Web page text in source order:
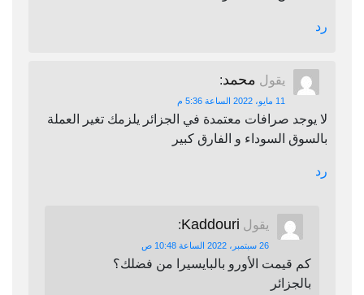
رد
يقول محمد:
11 مايو، 2022 الساعة 5:36 م
لا يوجد صرافات معتمدة في الجزائر يلزمك تغير العملة
بالسوق السوداء و الفارق كبير
رد
يقول Kaddouri
:
26 سبتمبر، 2022 الساعة 10:48 ص
كم قيمت الأورو بالبايسيرا من فضلك؟
بالجزائر